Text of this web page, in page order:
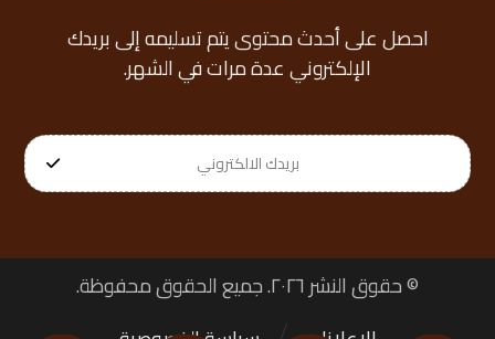
احصل على أحدث محتوى يتم تسليمه إلى بريدك
الإلكتروني عدة مرات في الشهر.
© حقوق النشر ٢٠٢٦. جميع الحقوق محفوظة.